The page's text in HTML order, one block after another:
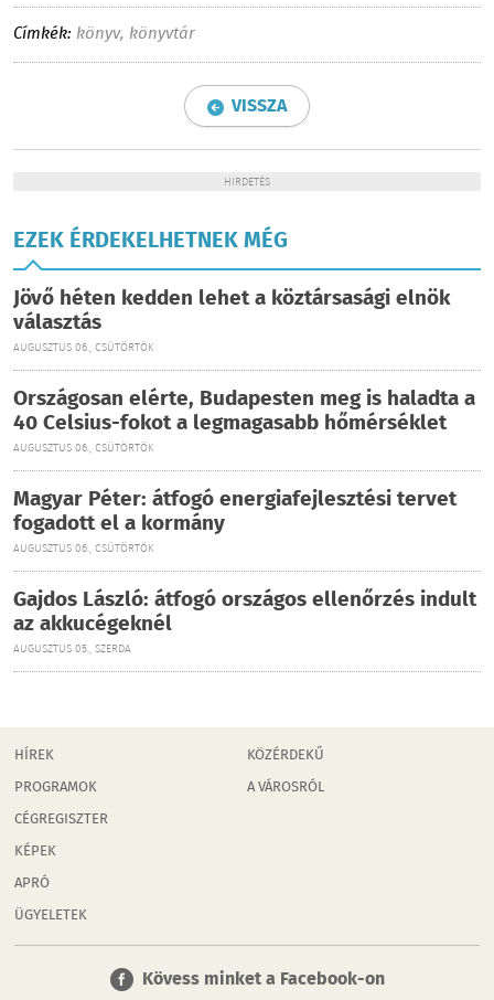
Címkék: könyv, könyvtár
VISSZA
HIRDETÉS
EZEK ÉRDEKELHETNEK MÉG
Jövő héten kedden lehet a köztársasági elnök
választás
AUGUSZTUS 06., CSÜTÖRTÖK
Országosan elérte, Budapesten meg is haladta a
40 Celsius-fokot a legmagasabb hőmérséklet
AUGUSZTUS 06., CSÜTÖRTÖK
Magyar Péter: átfogó energiafejlesztési tervet
fogadott el a kormány
AUGUSZTUS 06., CSÜTÖRTÖK
Gajdos László: átfogó országos ellenőrzés indult
az akkucégeknél
AUGUSZTUS 05., SZERDA
HÍREK
PROGRAMOK
CÉGREGISZTER
KÉPEK
APRÓ
ÜGYELETEK
KÖZÉRDEKŰ
A VÁROSRÓL
Kövess minket a Facebook-on